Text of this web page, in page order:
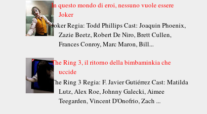
In questo mondo di eroi, nessuno vuole essere
Joker
Joker Regia: Todd Phillips Cast: Joaquin Phoenix,
Zazie Beetz, Robert De Niro, Brett Cullen,
Frances Conroy, Marc Maron, Bill...
The Ring 3, il ritorno della bimbaminkia che
uccide
The Ring 3 Regia: F. Javier Gutiérrez Cast: Matilda
Lutz, Alex Roe, Johnny Galecki, Aimee
Teegarden, Vincent D'Onofrio, Zach ...